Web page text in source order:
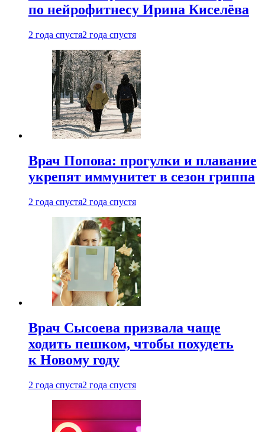
по нейрофитнесу Ирина Киселёва
2 года спустя2 года спустя
Врач Попова: прогулки и плавание
укрепят иммунитет в сезон гриппа
2 года спустя2 года спустя
Врач Сысоева призвала чаще
ходить пешком, чтобы похудеть
к Новому году
2 года спустя2 года спустя